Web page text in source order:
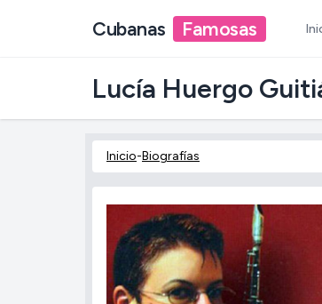
Cubanas Famosas
Lucía Huergo
Inicio-Biografías